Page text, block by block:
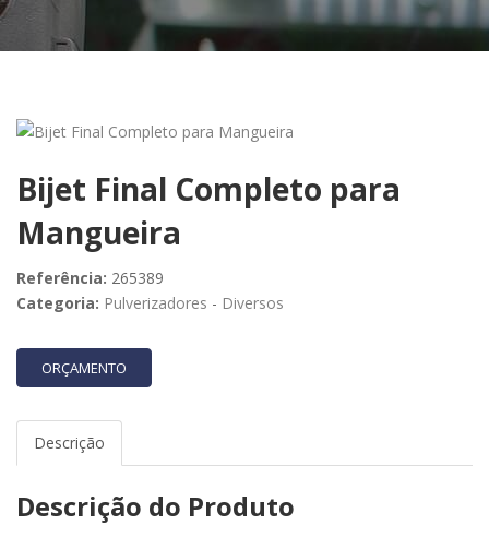
Bijet Final Completo para
Mangueira
Referência: 265389
Categoria: Pulverizadores - Diversos
ORÇAMENTO
Descrição
Descrição do Produto